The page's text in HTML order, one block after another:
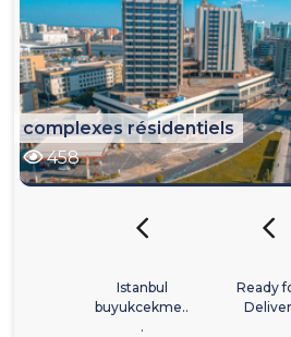
complexes résidentiels
458
Istanbul
buyukcekme..
.
Ready
Deliver